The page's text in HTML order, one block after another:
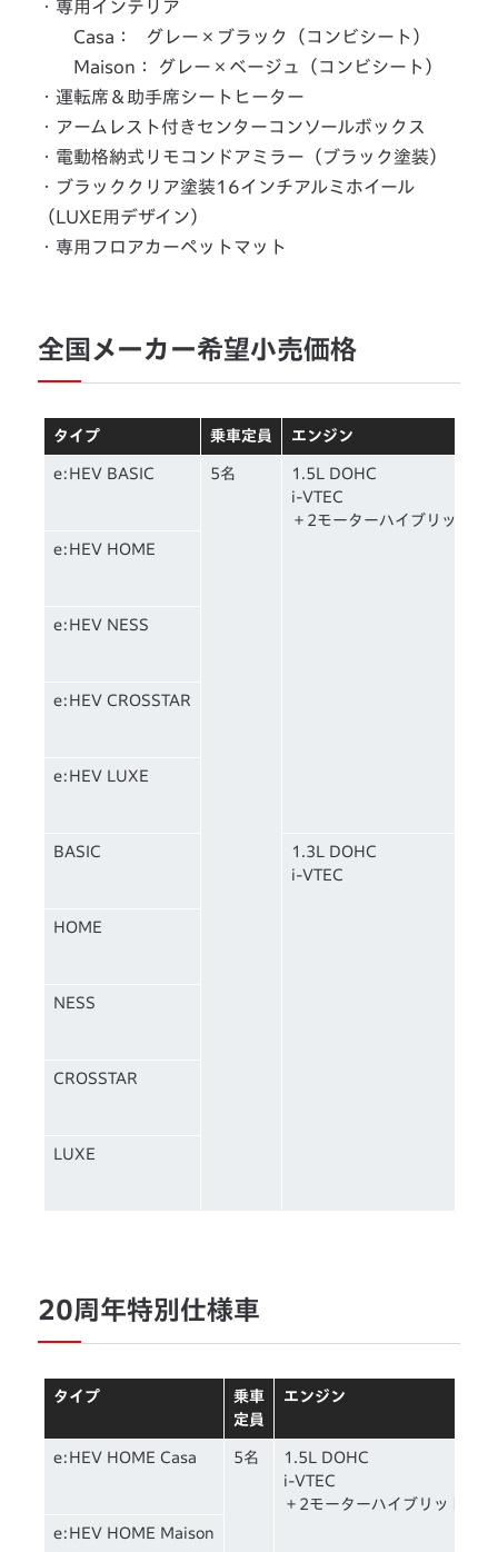
・専用インテリア
Casa： グレー×ブラック（コンビシート）
Maison： グレー×ベージュ（コンビシート）
・運転席＆助手席シートヒーター
・アームレスト付きセンターコンソールボックス
・電動格納式リモコンドアミラー（ブラック塗装）
・ブラッククリア塗装16インチアルミホイール
（LUXE用デザイン）
・専用フロアカーペットマット
全国メーカー希望小売価格
タイプ 乗車定員 エンジン
e:HEV BASIC 5名
1.5L DOHC
i-VTEC
＋2モーターハイブリッド
e:HEV HOME
e:HEV NESS
e:HEV CROSSTAR
e:HEV LUXE
BASIC
1.3L DOHC
i-VTEC
HOME
NESS
CROSSTAR
LUXE
20周年特別仕様車
タイプ
乗車
定員
エンジン
e:HEV HOME Casa 5名
1.5L DOHC
i-VTEC
＋2モーターハイブリッド
e:HEV HOME Maison